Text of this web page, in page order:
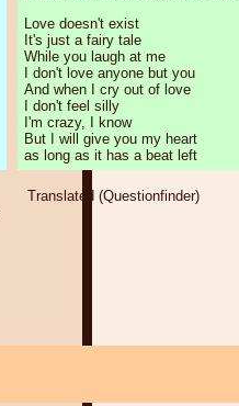
Love doesn't exist
It's just a fairy tale
While you laugh at me
I don't love anyone but you
And when I cry out of love
I don't feel silly
I'm crazy, I know
But I will give you my heart
as long as it has a beat left
Translated (Questionfinder)